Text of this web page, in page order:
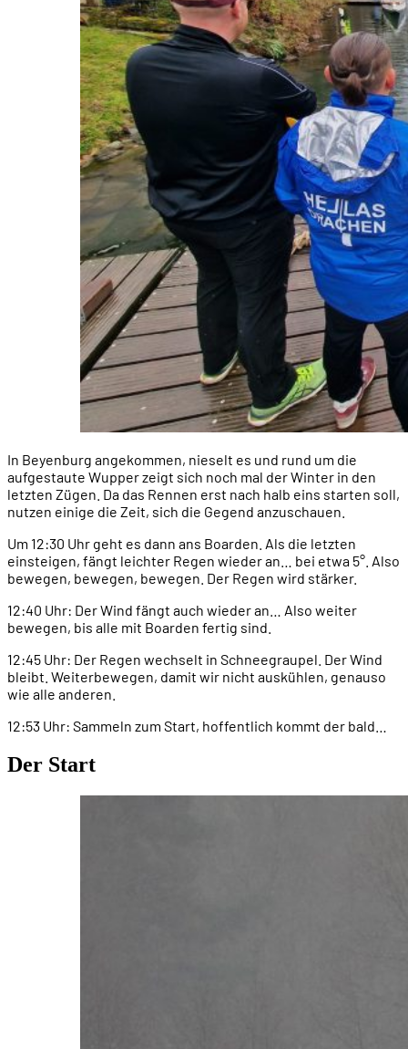
In Beyenburg angekommen, nieselt es und rund um die
aufgestaute Wupper zeigt sich noch mal der Winter in den
letzten Zügen. Da das Rennen erst nach halb eins starten soll,
nutzen einige die Zeit, sich die Gegend anzuschauen.
Um 12:30 Uhr geht es dann ans Boarden. Als die letzten
einsteigen, fängt leichter Regen wieder an… bei etwa 5°. Also
bewegen, bewegen, bewegen. Der Regen wird stärker.
12:40 Uhr: Der Wind fängt auch wieder an… Also weiter
bewegen, bis alle mit Boarden fertig sind.
12:45 Uhr: Der Regen wechselt in Schneegraupel. Der Wind
bleibt. Weiterbewegen, damit wir nicht auskühlen, genauso
wie alle anderen.
12:53 Uhr: Sammeln zum Start, hoffentlich kommt der bald…
Der Start